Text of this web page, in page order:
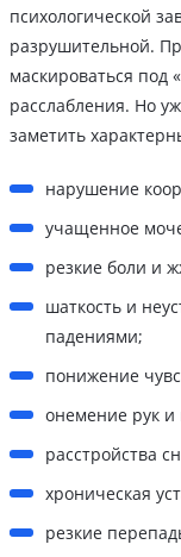
психологической
разрушительной.
маскироваться под
расслабления. Но
заметить
нарушение
учащенное
резкие боли и
шаткость и
падениями;
понижение
онемение рук и
расстройства
хроническая
резкие